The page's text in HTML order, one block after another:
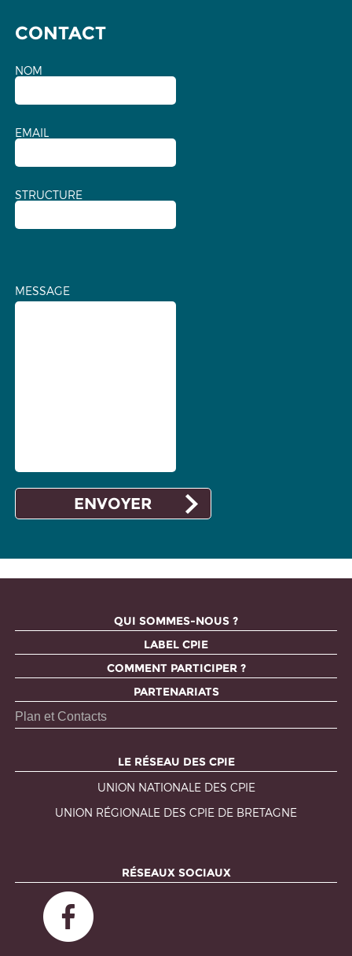
CONTACT
NOM
EMAIL
STRUCTURE
MESSAGE
QUI SOMMES-NOUS ?
LABEL CPIE
COMMENT PARTICIPER ?
PARTENARIATS
Plan et Contacts
LE RÉSEAU DES CPIE
UNION NATIONALE DES CPIE
UNION RÉGIONALE DES CPIE DE BRETAGNE
RÉSEAUX SOCIAUX